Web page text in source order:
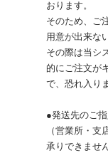
おります。
そのため、ご
用意が出来な
その際は当シ
的にご注文が
で、恐れ入り
●発送先のご
（営業所・支
承りできません